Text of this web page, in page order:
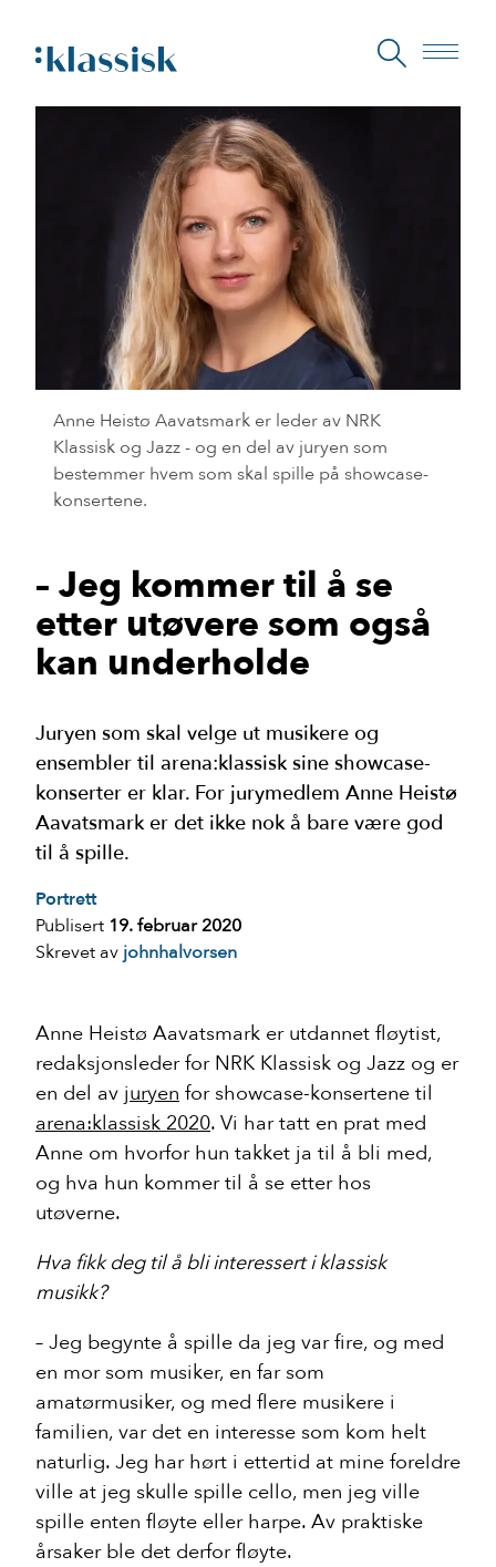
Anne Heistø Aavatsmark er leder av NRK
Klassisk og Jazz - og en del av juryen som
bestemmer hvem som skal spille på showcase-
konsertene.
– Jeg kommer til å se
etter utøvere som også
kan underholde
Juryen som skal velge ut musikere og
ensembler til arena:klassisk sine showcase-
konserter er klar. For jurymedlem Anne Heistø
Aavatsmark er det ikke nok å bare være god
til å spille.
Portrett
Publisert 19. februar 2020
Skrevet av johnhalvorsen
Anne Heistø Aavatsmark er utdannet fløytist,
redaksjonsleder for NRK Klassisk og Jazz og er
en del av juryen for showcase-konsertene til
arena:klassisk 2020. Vi har tatt en prat med
Anne om hvorfor hun takket ja til å bli med,
og hva hun kommer til å se etter hos
utøverne.
Hva fikk deg til å bli interessert i klassisk
musikk?
– Jeg begynte å spille da jeg var fire, og med
en mor som musiker, en far som
amatørmusiker, og med flere musikere i
familien, var det en interesse som kom helt
naturlig. Jeg har hørt i ettertid at mine foreldre
ville at jeg skulle spille cello, men jeg ville
spille enten fløyte eller harpe. Av praktiske
årsaker ble det derfor fløyte.